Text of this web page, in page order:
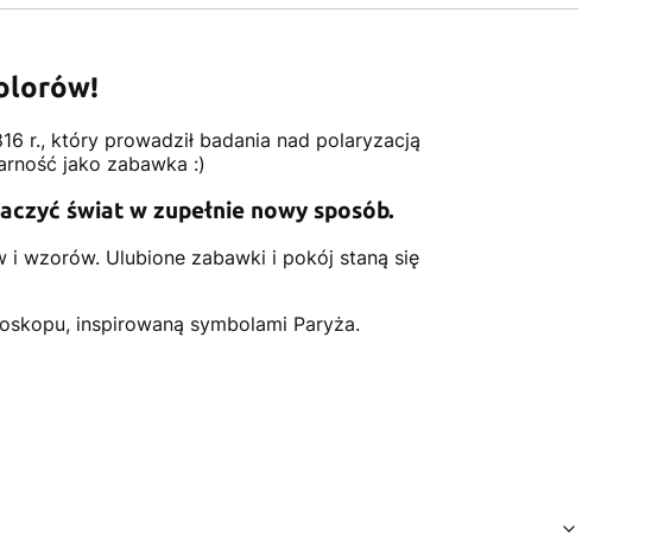
r., który prowadził badania nad polaryzacją
jako zabawka :)
świat w zupełnie nowy sposób.
i wzorów. Ulubione zabawki i pokój staną się
inspirowaną symbolami Paryża.